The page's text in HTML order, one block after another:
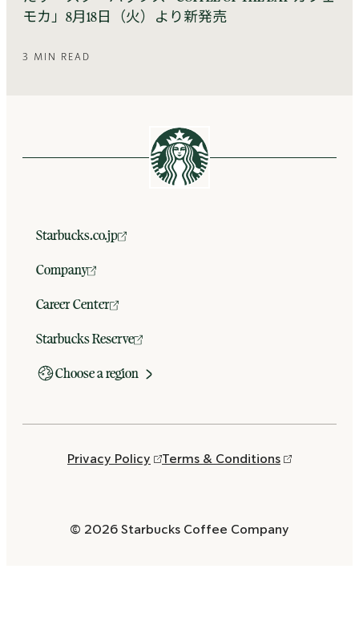
モカ」8月18日（火）より新発売
3 MIN READ
Starbucks.co.jp
Company
Career Center
Starbucks Reserve
Choose a region
Privacy Policy Terms & Conditions
© 2026 Starbucks Coffee Company